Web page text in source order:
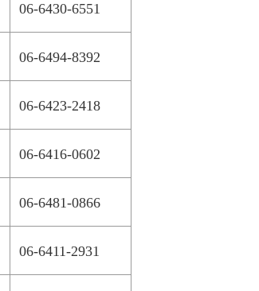
06-6430-6551
06-6494-8392
06-6423-2418
06-6416-0602
06-6481-0866
06-6411-2931